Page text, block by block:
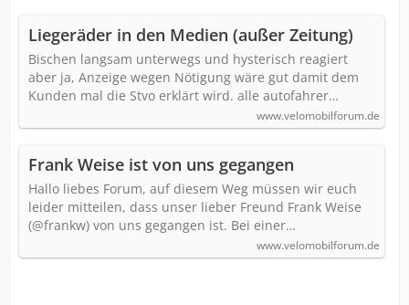
Liegeräder in den Medien (außer Zeitung)
Bischen langsam unterwegs und hysterisch reagiert
aber ja, Anzeige wegen Nötigung wäre gut damit dem
Kunden mal die Stvo erklärt wird. alle autofahrer…
www.velomobilforum.de
Frank Weise ist von uns gegangen
Hallo liebes Forum, auf diesem Weg müssen wir euch
leider mitteilen, dass unser lieber Freund Frank Weise
(@frankw) von uns gegangen ist. Bei einer…
www.velomobilforum.de